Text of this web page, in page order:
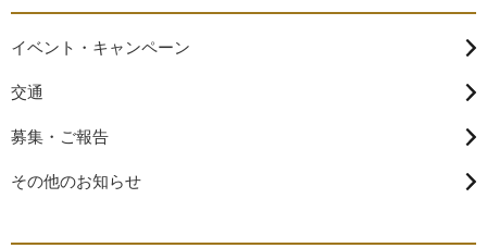
イベント・キャンペーン
交通
募集・ご報告
その他のお知らせ